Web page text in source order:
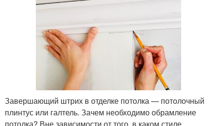
Завершающий штрих в отделке потолка — потолочный
плинтус или галтель. Зачем необходимо обрамление